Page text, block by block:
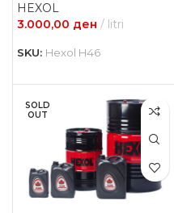
HEXOL
3.000,00 ден litri
SKU: Hexol H46
SOLD
OUT